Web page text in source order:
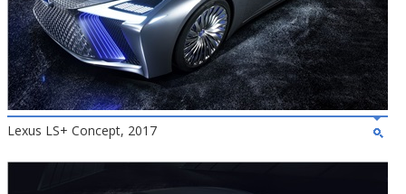
Lexus LS+ Concept, 2017